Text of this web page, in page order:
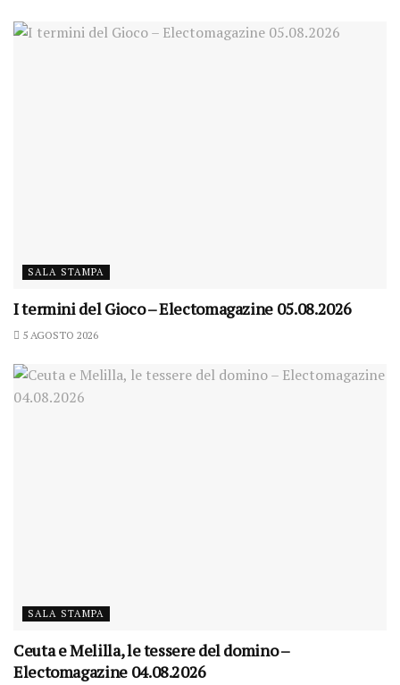
SALA STAMPA
I termini del Gioco – Electomagazine 05.08.2026
5 AGOSTO 2026
SALA STAMPA
Ceuta e Melilla, le tessere del domino –
Electomagazine 04.08.2026